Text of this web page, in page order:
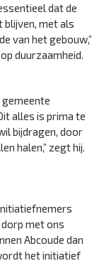
dat de
blijven, met als
van het gebouw,”
duurzaamheid.
gemeente
alles is prima te
bijdragen, door
halen,” zegt hij.
met ons
Abcoude dan
het initiatief